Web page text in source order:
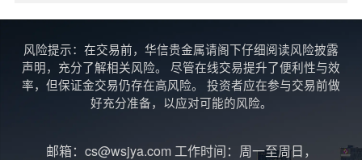
教训，有助于不断优化交易策略，提高成功率。
六、选择合适的交易平台
在进行现货黄金交易时，选择一个可靠的交易平台
保障资金安全和交易公平。此外，平台的交易费用、执
风险提示：在交易前，华信贵金属请阁下仔细阅读风险披露
声明，充分了解相关风险。 尽管在线交易提升了便利性与效
率，但保证金交易仍存在高风险。 投资者应在参与交易前做
好充分准备，以应对可能的风险。
邮箱：cs@wsjya.com 工作时间：周一至周日，